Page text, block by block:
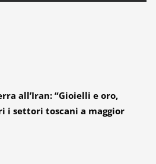
all’Iran: “Gioielli e oro,
i settori toscani a maggior